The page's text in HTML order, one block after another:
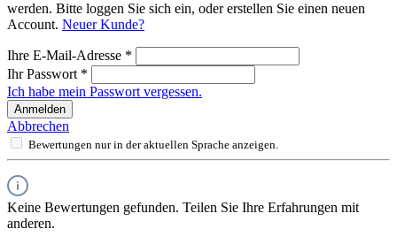
werden. Bitte loggen Sie sich ein, oder erstellen Sie einen neuen
Account. Neuer Kunde?
Ihre E-Mail-Adresse *
Ihr Passwort *
Ich habe mein Passwort vergessen.
Anmelden
Abbrechen
Bewertungen nur in der aktuellen Sprache anzeigen.
Keine Bewertungen gefunden. Teilen Sie Ihre Erfahrungen mit
anderen.